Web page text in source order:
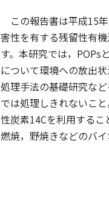
この報告書は平成15
害性を有する残留性有
す。本研究では，POPs
について環境への放出
処理手法の基礎研究な
では処理しきれないこ
性炭素14Cを利用する
燃焼，野焼きなどのバ